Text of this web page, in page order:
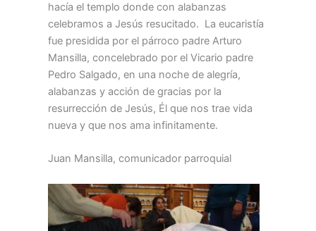
hacía el templo donde con alabanzas
celebramos a Jesús resucitado. La eucaristía
fue presidida por el párroco padre Arturo
Mansilla, concelebrado por el Vicario padre
Pedro Salgado, en una noche de alegría,
alabanzas y acción de gracias por la
resurrección de Jesús, Él que nos trae vida
nueva y que nos ama infinitamente.
Juan Mansilla, comunicador parroquial